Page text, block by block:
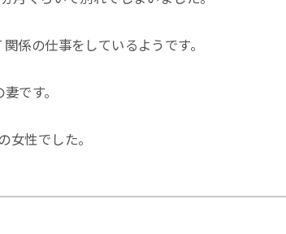
係の仕事をしているようです。
です。
女性でした。